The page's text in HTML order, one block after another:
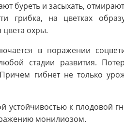
буреть и засыхать,
грибка, на цветках
охры.
в поражении
стадии развития.
гибнет не только
к плодовой
монилиозом.